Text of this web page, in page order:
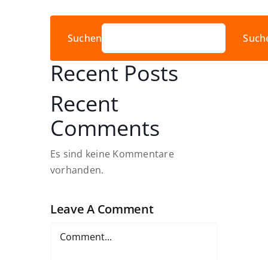
Suchen
Recent Posts
Recent
Comments
Es sind keine Kommentare
vorhanden.
Leave A Comment